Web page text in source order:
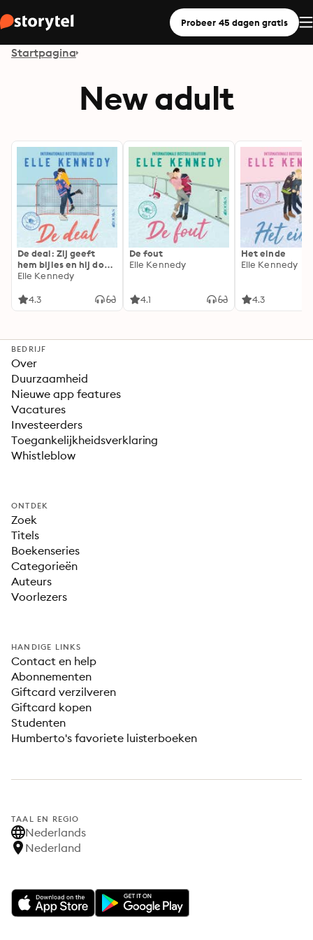
Probeer 45 dagen gratis
Startpagina
New adult
De deal: Zij geeft
hem bijles en hij doet
alsof hij haar vriendje
misgaan... toch?
Elle Kennedy
4.3
De fout
Elle Kennedy
4.1
Het einde
Elle Kennedy
4.3
BEDRIJF
Over
Duurzaamheid
Nieuwe app features
Vacatures
Investeerders
Toegankelijkheidsverklaring
Whistleblow
ONTDEK
Zoek
Titels
Boekenseries
Categorieën
Auteurs
Voorlezers
HANDIGE LINKS
Contact en help
Abonnementen
Giftcard verzilveren
Giftcard kopen
Studenten
Humberto's favoriete luisterboeken
TAAL EN REGIO
Nederlands
Nederland